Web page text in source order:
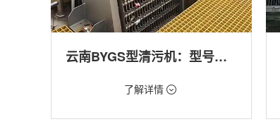
云南BYGS型清污机：型号多样应用广泛
价格：1.23万/台
机
了解详情